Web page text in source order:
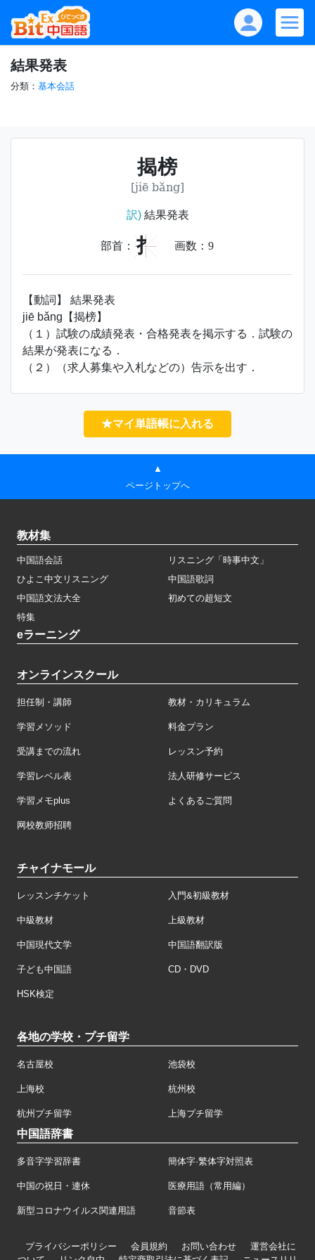
結果発表
分類： 基本会話
揭榜
[jiē bǎng]
訳)結果発表
部首： 扌 画数： 9
【動詞】 結果発表
jiē bǎng【揭榜】
（１）試験の成績発表・合格発表を掲示する．試験の
結果が発表になる．
（２）（求人募集や入札などの）告示を出す．
★マイ単語帳に入れる
▲
ページトップへ
教材集
中国語会話
リスニング「時事中文」
ひよこ中文リスニング
中国語歌詞
中国語文法大全
初めての超短文
特集
eラーニング
オンラインスクール
担任制・講師 教材・カリキュラム
学習メソッド 料金プラン
受講までの流れ レッスン予約
学習レベル表 法人研修サービス
学習メモplus よくあるご質問
网校教师招聘
チャイナモール
レッスンチケット 入門&初級教材
中級教材 上級教材
中国現代文学 中国語翻訳版
子ども中国語 CD・DVD
HSK検定
各地の学校・プチ留学
名古屋校 池袋校
上海校 杭州校
杭州プチ留学 上海プチ留学
中国語辞書
多音字学習辞書 簡体字·繁体字対照表
中国の祝日・連休 医療用語（常用編）
新型コロナウイルス関連用語 音節表
プライバシーポリシー 会員規約 お問い合わせ
運営会社に